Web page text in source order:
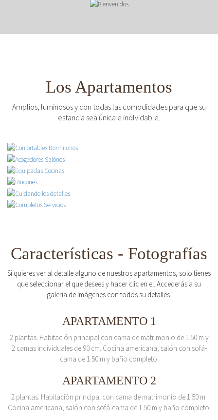
Los Apartamentos
Amplios, luminosos y con todas las comodidades para que su
estancia sea única e inolvidable.
Características - Fotografías
Si quieres ver al detalle alguno de nuestros apartamentos, solo tienes
que seleccionar el que desees y hacer clic en el. Accederás a su
galería de imágenes con todos su detalles.
APARTAMENTO 1
2 plantas. Habitación principal con cama de matrimonio de 1.50 m y
2 camas individuales de 90 cm. Cocina americana, salón con sofá-
cama de 1.50 m y baño completo.
APARTAMENTO 2
2 plantas. Habitación principal con cama de matrimonio de 1.50 m.
Cocina americana, salón con sofá-cama de 1.50 m y baño completo.